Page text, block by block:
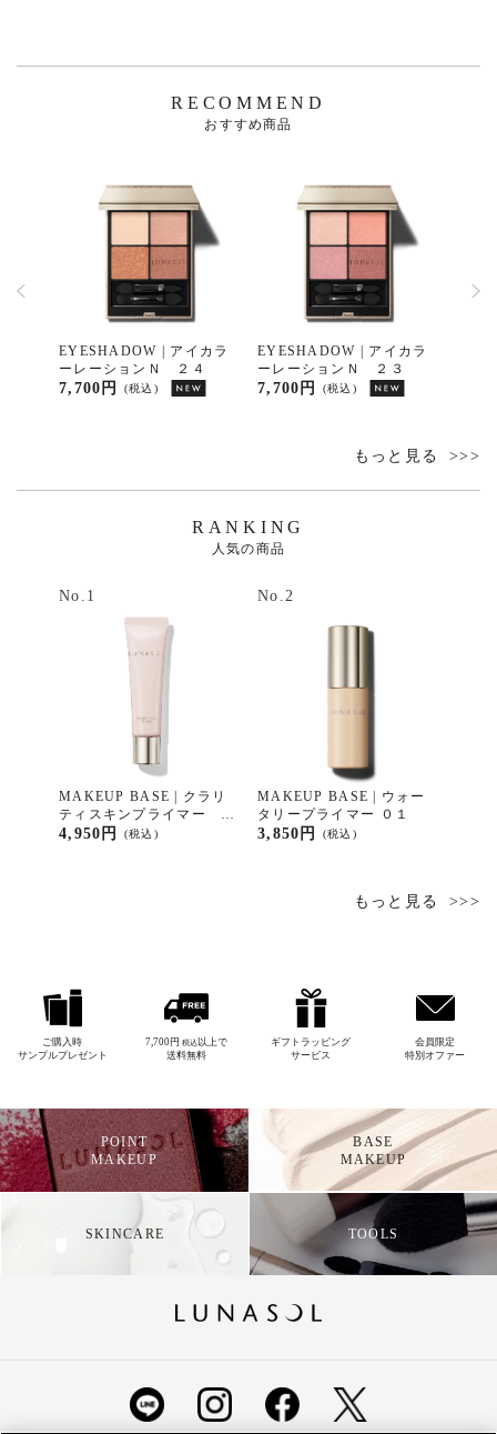
RECOMMEND
おすすめ商品
EYESHADOW | アイカラ
ーレーションＮ ２４
(税込)
7,700円
EYESHADOW | アイカラ
ーレーションＮ ２３
(税込)
7,700円
もっと見る
RANKING
人気の商品
No.1
MAKEUP BASE | クラリ
ティスキンプライマー ０
１
(税込)
4,950円
No.2
MAKEUP BASE | ウォー
タリープライマー ０１
(税込)
3,850円
もっと見る
ご購入時
サンプルプレゼント
7,700円 税込以上で
送料無料
ギフトラッピング
サービス
会員限定
特別オファー
POINT
MAKEUP
BASE
MAKEUP
SKINCARE TOOLS